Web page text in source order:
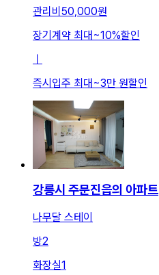
관리비 50,000원
장기계약 최대 ~10%할인
즉시입주 최대 ~3만 원할인
강릉시 주문진읍의 아파트
나무달 스테이
방2
화장실1